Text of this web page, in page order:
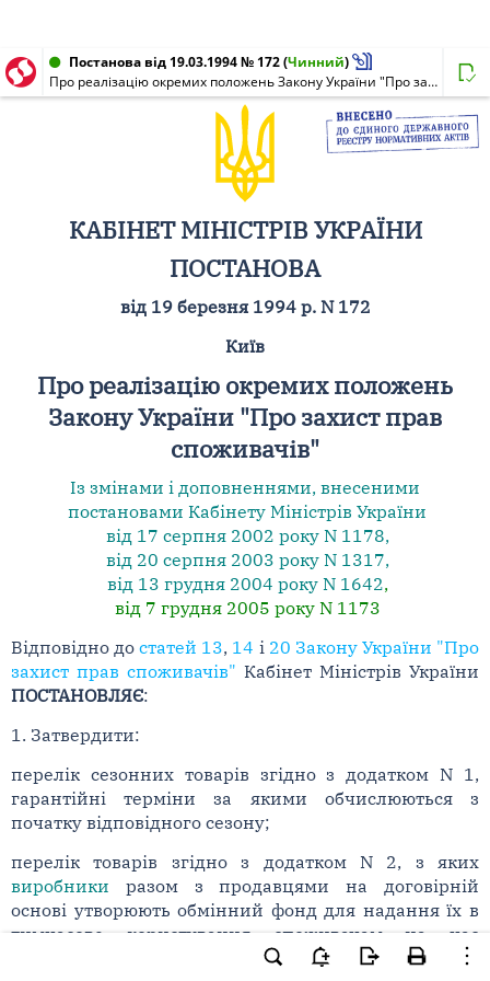
Постанова від 19.03.1994 № 172(Чинний)
Про реалізацію окремих положень Закону України "Про захист прав споживачів"